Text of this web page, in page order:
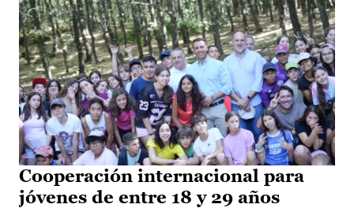
Cooperación internacional para
jóvenes de entre 18 y 29 años